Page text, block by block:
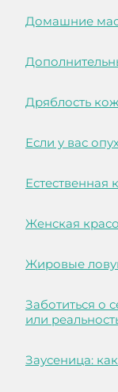
Домашние
Дряблость
Если у вас
Естественная
Женская
Жировые
Заботиться о
или
Заусеница: